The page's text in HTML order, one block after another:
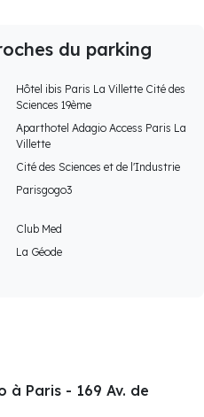
du parking
Hôtel ibis Paris La Villette Cité des
Sciences 19ème
Aparthotel Adagio Access Paris La
Villette
Cité des Sciences et de l'Industrie
Parisgogo3
Club Med
La Géode
Paris - 169 Av. de